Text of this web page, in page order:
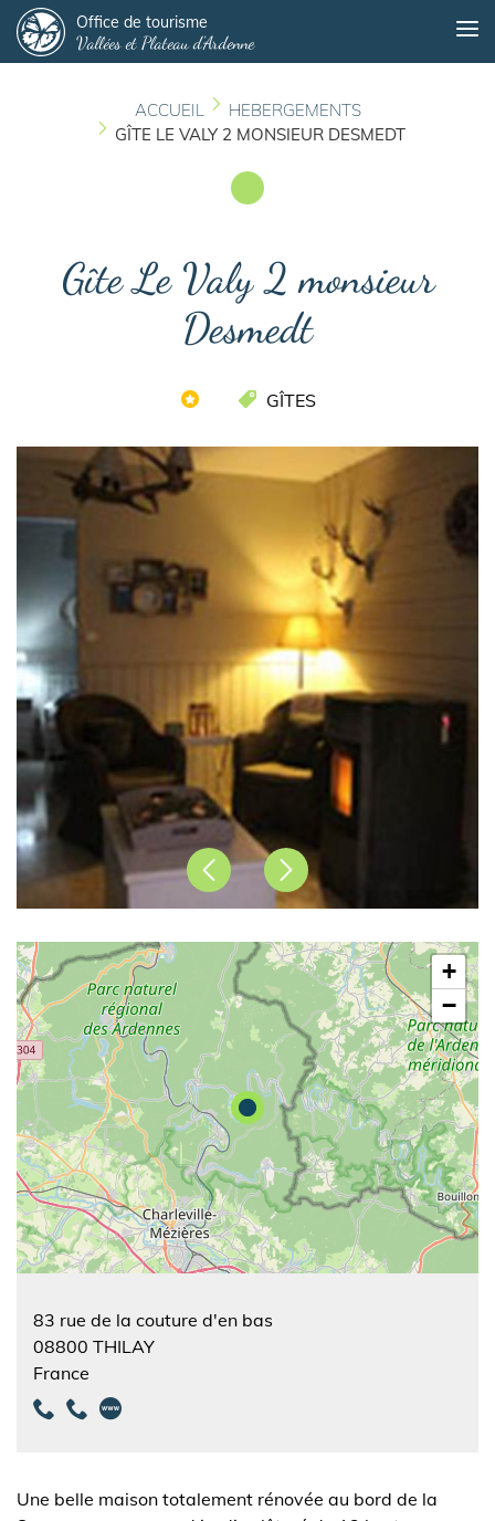
au
contenu
Office de tourisme
Vallées et Plateau d'Ardenne
ACCUEIL
HEBERGEMENTS
GÎTE LE VALY 2 MONSIEUR DESMEDT
Gîte Le Valy 2 monsieur
Desmedt
GÎTES
PrécédentSuivant
+
−
83 rue de la couture d'en bas
08800 THILAY
France
Une belle maison totalement rénovée au bord de la
Panneau de gestion des cookies